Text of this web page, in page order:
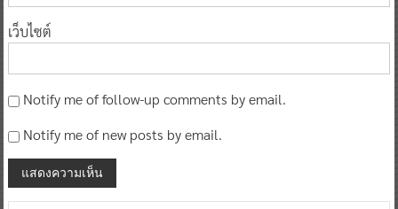
เว็บไซต์
Notify me of follow-up comments by email.
Notify me of new posts by email.